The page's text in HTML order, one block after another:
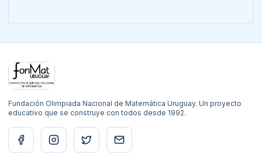
Fundación Olimpiada Nacional de Matemática Uruguay. Un proyecto
educativo que se construye con todos desde 1992.